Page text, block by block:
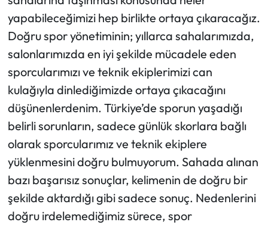
yapabileceğimizi hep birlikte ortaya çıkaracağız.
Doğru spor yönetiminin; yıllarca sahalarımızda,
salonlarımızda en iyi şekilde mücadele eden
sporcularımızı ve teknik ekiplerimizi can
kulağıyla dinlediğimizde ortaya çıkacağını
düşünenlerdenim. Türkiye’de sporun yaşadığı
belirli sorunların, sadece günlük skorlara bağlı
olarak sporcularımız ve teknik ekiplere
yüklenmesini doğru bulmuyorum. Sahada alınan
bazı başarısız sonuçlar, kelimenin de doğru bir
şekilde aktardığı gibi sadece sonuç. Nedenlerini
doğru irdelemediğimiz sürece, spor